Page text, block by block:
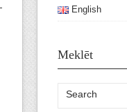
English
Meklēt